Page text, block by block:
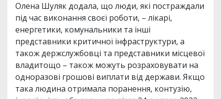
Олена Шуляк додала, що люди, які постраждали
під час виконання своєї роботи, – лікарі,
енергетики, комунальники та інші
представники критичної інфраструктури, а
також держслужбовці та представники місцевої
владитощо – також можуть розраховувати на
одноразові грошові виплати від держави. Якщо
така людина отримала поранення, контузію,